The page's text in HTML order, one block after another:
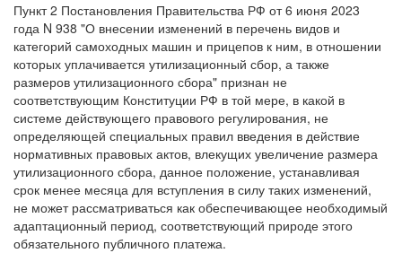
Пункт 2 Постановления Правительства РФ от 6 июня 2023
года N 938 "О внесении изменений в перечень видов и
категорий самоходных машин и прицепов к ним, в отношении
которых уплачивается утилизационный сбор, а также
размеров утилизационного сбора" признан не
соответствующим Конституции РФ в той мере, в какой в
системе действующего правового регулирования, не
определяющей специальных правил введения в действие
нормативных правовых актов, влекущих увеличение размера
утилизационного сбора, данное положение, устанавливая
срок менее месяца для вступления в силу таких изменений,
не может рассматриваться как обеспечивающее необходимый
адаптационный период, соответствующий природе этого
обязательного публичного платежа.